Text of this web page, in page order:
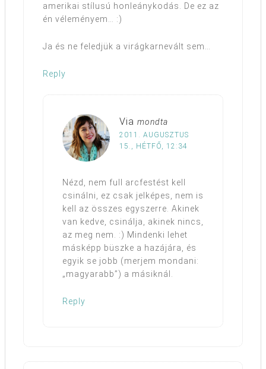
amerikai stílusú honleánykodás. De ez az
én véleményem… :)
Ja és ne feledjük a virágkarnevált sem…
Reply
Via mondta
2011. AUGUSZTUS
15., HÉTFŐ, 12:34
Nézd, nem full arcfestést kell
csinálni, ez csak jelképes, nem is
kell az összes egyszerre. Akinek
van kedve, csinálja, akinek nincs,
az meg nem. :) Mindenki lehet
másképp büszke a hazájára, és
egyik se jobb (merjem mondani:
„magyarabb”) a másiknál.
Reply